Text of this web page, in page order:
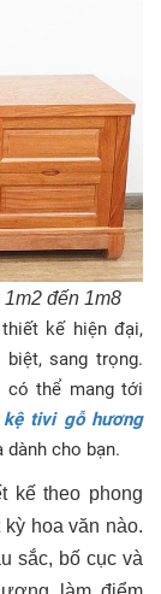
đến 1m8
kế hiện đại,
sang trọng.
có thể mang tới
kệ tivi gỗ hương
cho bạn.
kế theo phong
hoa văn nào.
sắc, bố cục và